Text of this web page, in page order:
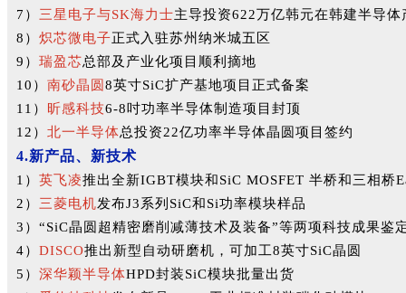
7） 三星电子与SK海力士主导投资622万亿韩元在韩建半导体
8） 炽芯微电子正式入驻苏州纳米城五区
9） 瑞盈芯总部及产业化项目顺利摘地
10） 南砂晶圆 8英寸SiC扩产基地项目正式备案
11）
昕感科技6-8吋功率半导体制造项目封顶
12） 北一半导体总投资22亿功率半导体晶圆项目签约
4.新产品、新技术
1） 英飞凌推出全新IGBT模块和SiC MOSFET 半桥和三相桥
2） 三菱电机发布J3系列SiC和Si功率模块样品
3）“SiC晶圆超精密磨削减薄技术及装备”等两项科技成果鉴
4） DISCO推出新型自动研磨机，可加工8英寸SiC晶圆
5） 深华颖半导体HPD封装SiC模块批量出货